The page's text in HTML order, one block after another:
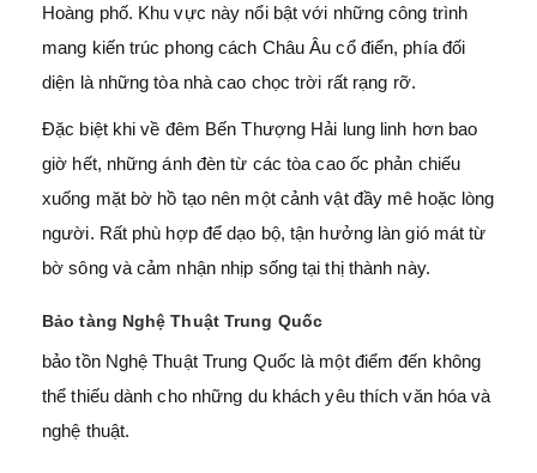
Hoàng phố. Khu vực này nổi bật với những công trình
mang kiến trúc phong cách Châu Âu cổ điển, phía đối
diện là những tòa nhà cao chọc trời rất rạng rỡ.
Đặc biệt khi về đêm Bến Thượng Hải lung linh hơn bao
giờ hết, những ánh đèn từ các tòa cao ốc phản chiếu
xuống mặt bờ hồ tạo nên một cảnh vật đầy mê hoặc lòng
người. Rất phù hợp để dạo bộ, tận hưởng làn gió mát từ
bờ sông và cảm nhận nhịp sống tại thị thành này.
Bảo tàng Nghệ Thuật Trung Quốc
bảo tồn Nghệ Thuật Trung Quốc là một điểm đến không
thể thiếu dành cho những du khách yêu thích văn hóa và
nghệ thuật.